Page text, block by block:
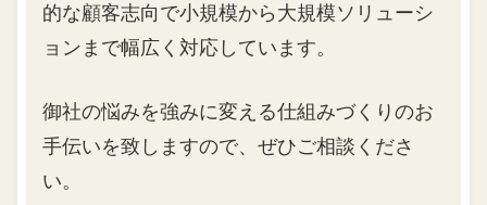
的な顧客志向で小規模から大規模ソリューシ
ョンまで幅広く対応しています。
御社の悩みを強みに変える仕組みづくりのお
手伝いを致しますので、ぜひご相談くださ
い。